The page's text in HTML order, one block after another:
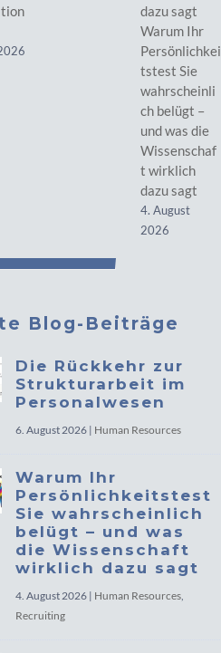
Warum Ihr
Persönlichkei
tstest Sie
wahrscheinli
ch belügt –
und was die
Wissenschaf
t wirklich
dazu sagt
4. August
2026
Blog-Beiträge
Die Rückkehr zur
Strukturarbeit im
Personalwesen
6. August 2026 | Human Resources
Warum Ihr
Persönlichkeitstest
Sie wahrscheinlich
belügt – und was
die Wissenschaft
wirklich dazu sagt
4. August 2026 | Human Resources,
Recruiting